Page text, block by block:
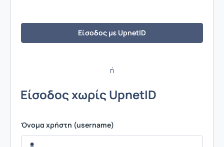
Είσοδος με UpnetID
ή
Είσοδος χωρίς UpnetID
Όνομα χρήστη (username)